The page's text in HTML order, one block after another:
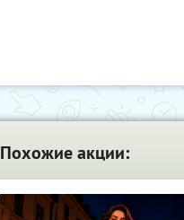
Похожие акции: